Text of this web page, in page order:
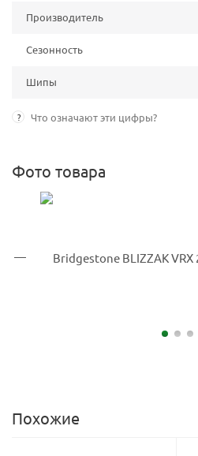
Производитель
Сезонность
Шипы
? Что означают эти цифры?
Фото товара
Похожие